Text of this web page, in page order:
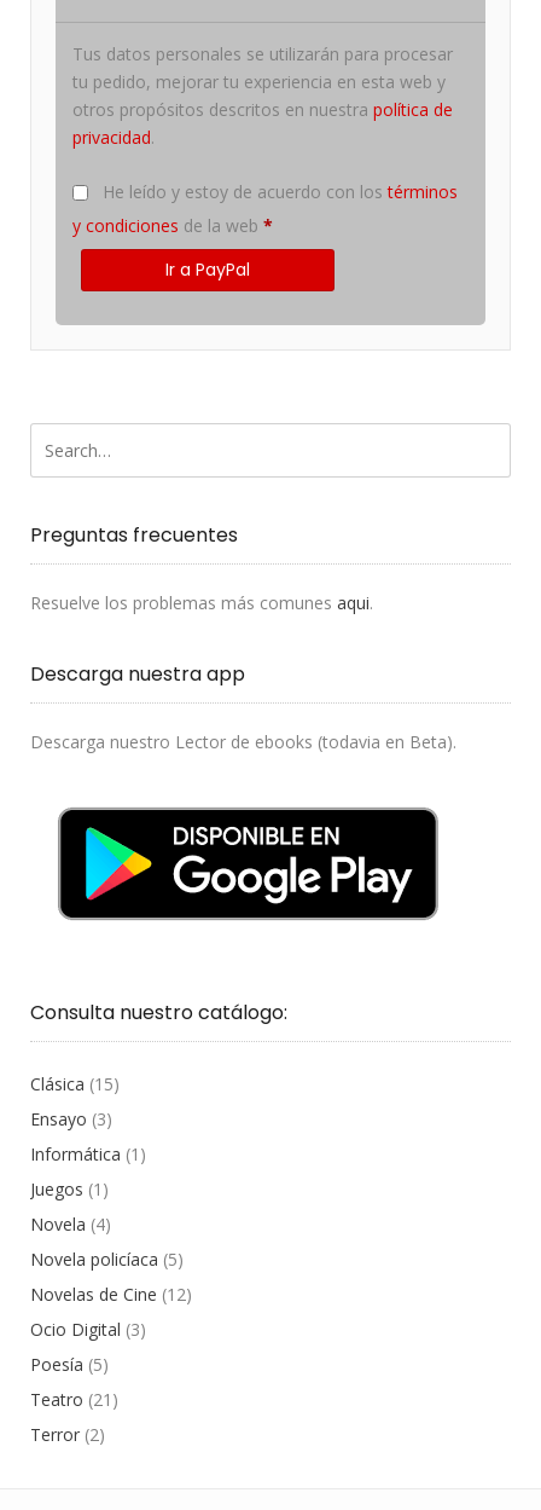
Tus datos personales se utilizarán para procesar
tu pedido, mejorar tu experiencia en esta web y
otros propósitos descritos en nuestra política de
privacidad.
He leído y estoy de acuerdo con lostérminos
y condiciones de la web *
Ir a PayPal
Preguntas frecuentes
Resuelve los problemas más comunes aqui.
Descarga nuestra app
Descarga nuestro Lector de ebooks (todavia en Beta).
Consulta nuestro catálogo:
Clásica (15)
Ensayo (3)
Informática (1)
Juegos (1)
Novela (4)
Novela policíaca (5)
Novelas de Cine (12)
Ocio Digital (3)
Poesía (5)
Teatro (21)
Terror (2)